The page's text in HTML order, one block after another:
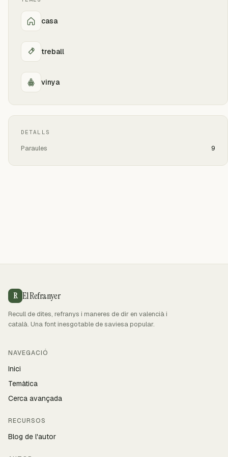
casa
treball
vinya
DETALLS
Paraules 9
R El Refranyer
Recull de dites, refranys i maneres de dir en valencià i
català. Una font inesgotable de saviesa popular.
NAVEGACIÓ
Inici
Temàtica
Cerca avançada
RECURSOS
Blog de l'autor